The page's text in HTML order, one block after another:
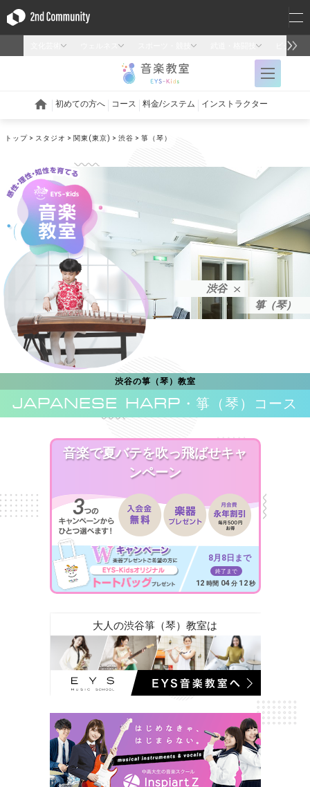
トップ スタジオ 関東(東京) 渋谷 箏（琴）
渋谷
箏（琴）
渋谷の箏（琴）教室
JAPANESE HARP ・箏（琴）コース
音楽で夏バテを吹っ飛ばせキャ
ンペーン
8月8日まで
終了まで
12 時間 04 分 10 秒
大人の渋谷箏（琴）教室は